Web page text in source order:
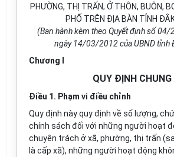
PHƯỜNG, THỊ TRẤN; Ở THÔN, BUÔN,
PHỐ TRÊN ĐỊA BÀN TỈNH
(Ban hành kèm theo Quyết định số
ngày 14/03/2012 của UBND tỉnh
Chương I
QUY ĐỊNH CHUNG
Điều 1. Phạm vi điều chỉnh
Quy định này quy định về số lượng,
chính sách đối với những người hoạt
chuyên trách ở xã, phường, thị trấn
là cấp xã), những người hoạt động